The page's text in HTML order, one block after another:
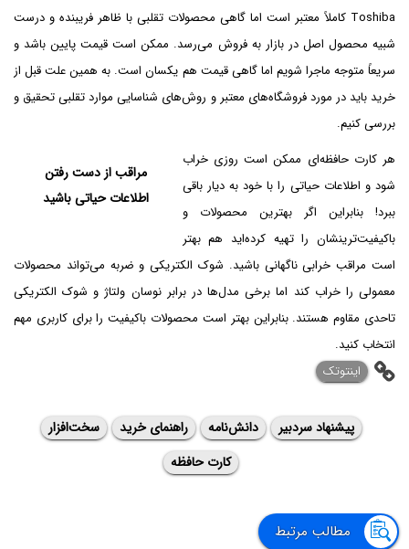
Toshiba کاملاً معتبر است اما گاهی محصولات تقلبی با ظاهر فریبنده و درست
شبیه محصول اصل در بازار به فروش می‌رسد. ممکن است قیمت پایین باشد و
سریعاً متوجه ماجرا شویم اما گاهی قیمت هم یکسان است. به همین علت قبل از
خرید باید در مورد فروشگاه‌های معتبر و روش‌های شناسایی موارد تقلبی تحقیق و
بررسی کنیم.
مراقب از دست رفتن
اطلاعات حیاتی باشید
هر کارت حافظه‌ای ممکن است روزی خراب
شود و اطلاعات حیاتی را با خود به دیار باقی
ببرد! بنابراین اگر بهترین محصولات و
باکیفیت‌ترینشان را تهیه کرده‌اید هم بهتر
است مراقب خرابی ناگهانی باشید. شوک الکتریکی و ضربه می‌تواند محصولات
معمولی را خراب کند اما برخی مدل‌ها در برابر نوسان ولتاژ و شوک الکتریکی
تاحدی مقاوم هستند. بنابراین بهتر است محصولات باکیفیت را برای کاربری مهم
انتخاب کنید.
اینتوتک
پیشنهاد سردبیر دانش‌نامه راهنمای خرید
سخت‌افزار
کارت حافظه
مطالب مرتبط